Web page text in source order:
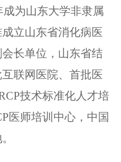
为山东大学非隶属
立山东省消化病医
长单位，山东省结
联网医院、首批医
技术标准化人才培
医师培训中心，中国